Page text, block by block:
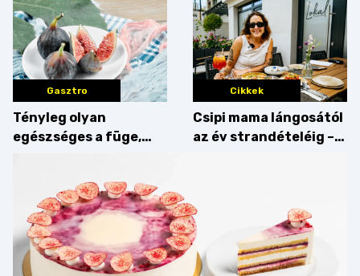
Gasztro
Tényleg olyan
egészséges a füge,
Cikkek
Csipi mama lángosától
az év strandételéig –